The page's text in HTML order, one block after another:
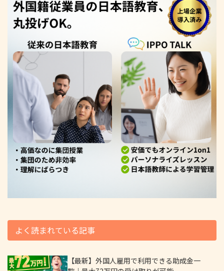
よく読まれている記事
【最新】外国人雇用で利用できる助成金一